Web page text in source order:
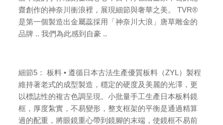
齋創作的神奈川衝浪裡，展現細節與奢華之美。 TVR®
是第一個製造出金屬蕊採用「神奈川大浪」唐草雕金的
品牌 .. 我們為此感到自豪 ..
細節5： 板料 • 遵循日本古法生產優質板料（ZYL）製程
維持著老式的成型製造，穩定的硬度及美麗的光澤，更
以標誌性的複古色調呈現。小批量手工生產日本板料鏡
框，厚度紮實，不易變形，整支框架的平衡是通過精算
過的配重，將眼鏡重心帶到鏡腳的末端，使鏡框不易前